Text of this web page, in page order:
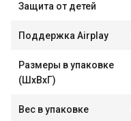
Защита от детей
Поддержка Airplay
Размеры в упаковке
(ШxВxГ)
Вес в упаковке